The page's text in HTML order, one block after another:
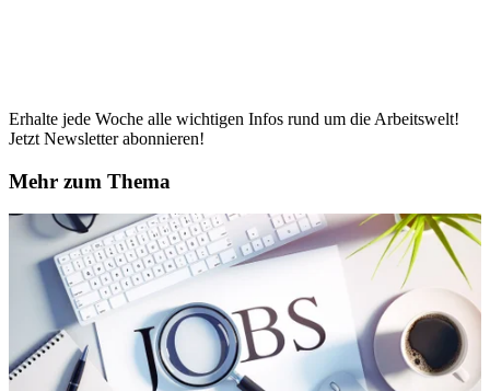
Erhalte jede Woche alle wichtigen Infos rund um die Arbeitswelt!
Jetzt Newsletter abonnieren!
Mehr zum Thema